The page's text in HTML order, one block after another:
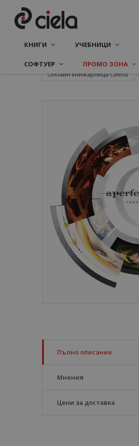
КНИГИ УЧЕБНИЦИ
СОФТУЕР ПРОМО ЗОНА
Онлайн книжарница Сиела
Пълно описание
Мнения
Цени за доставка